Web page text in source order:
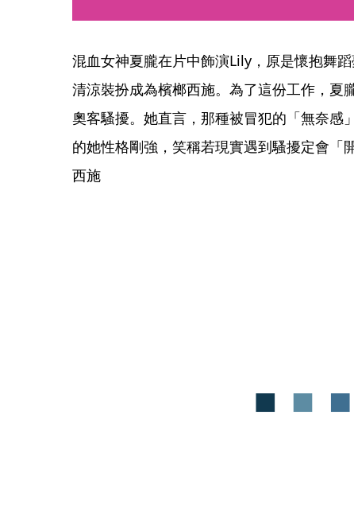
混血女神夏朧在片中飾演Lily，原是懷抱舞
清涼裝扮成為檳榔西施。為了這份工作，夏
奧客騷擾。她直言，那種被冒犯的「無奈感
的她性格剛強，笑稱若現實遇到騷擾定會「
西施